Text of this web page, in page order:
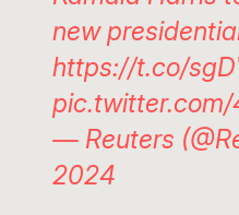
new
https://t.co/
— Reuters
2024